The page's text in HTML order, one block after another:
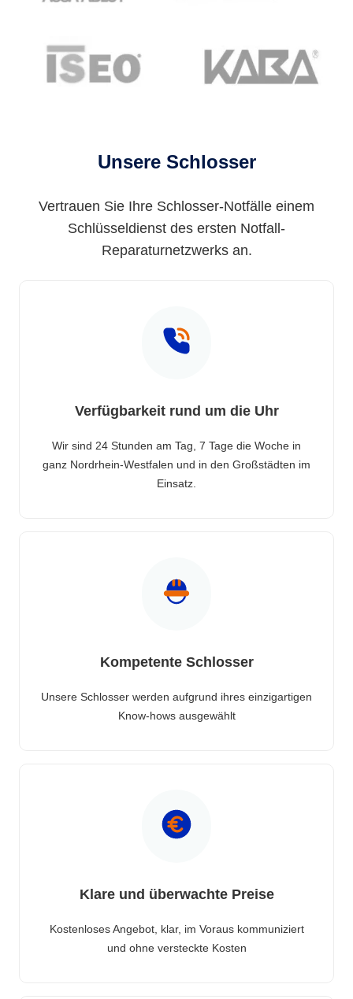
Unsere Schlosser
Vertrauen Sie Ihre Schlosser-Notfälle einem
Schlüsseldienst des ersten Notfall-
Reparaturnetzwerks an.
Verfügbarkeit rund um die Uhr
Wir sind 24 Stunden am Tag, 7 Tage die Woche in
ganz Nordrhein-Westfalen und in den Großstädten im
Einsatz.
Kompetente Schlosser
Unsere Schlosser werden aufgrund ihres einzigartigen
Know-hows ausgewählt
Klare und überwachte Preise
Kostenloses Angebot, klar, im Voraus kommuniziert
und ohne versteckte Kosten